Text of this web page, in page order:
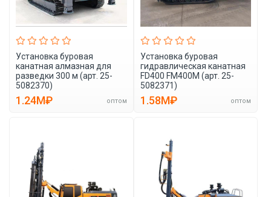
Установка буровая
канатная алмазная для
разведки 300 м (арт. 25-
5082370)
1.24M₽ оптом
Установка буровая
гидравлическая канатная
FD400 FM400M (арт. 25-
5082371)
1.58M₽ оптом